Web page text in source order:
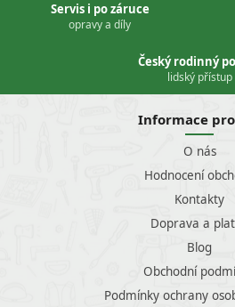
Servis i po záruce
opravy a díly
Český rodinný
lidský přístup
Informace
O nás
Hodnocení
Kontakty
Doprava a
Blog
Obchodní
Podmínky ochrany